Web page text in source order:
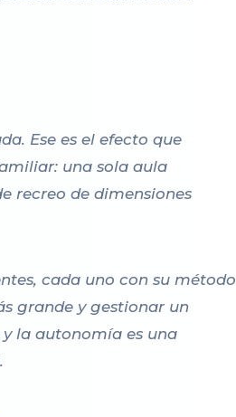
Ese es el efecto que
una sola aula
recreo de dimensiones
cada uno con su método
grande y gestionar un
la autonomía es una